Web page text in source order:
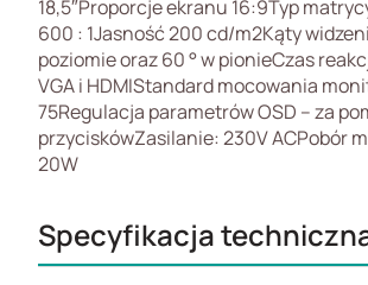
18,5″Proporcje ekranu 16:9Typ
600 : 1Jasność 200 cd/m2Kąty
poziomie oraz 60 ° w pionieCzas
VGA i HDMIStandard mocowania
75Regulacja parametrów OSD – za
przyciskówZasilanie: 230V ACPobór
20W
Specyfikacja